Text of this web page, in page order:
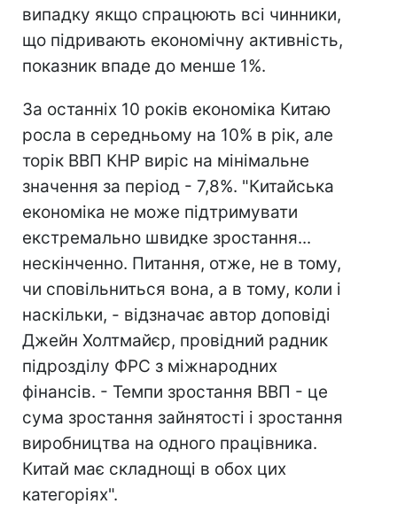
випадку якщо спрацюють всі чинники,
що підривають економічну активність,
показник впаде до менше 1%.
За останніх 10 років економіка Китаю
росла в середньому на 10% в рік, але
торік ВВП КНР виріс на мінімальне
значення за період - 7,8%. "Китайська
економіка не може підтримувати
екстремально швидке зростання...
нескінченно. Питання, отже, не в тому,
чи сповільниться вона, а в тому, коли і
наскільки, - відзначає автор доповіді
Джейн Холтмайєр, провідний радник
підрозділу ФРС з міжнародних
фінансів. - Темпи зростання ВВП - це
сума зростання зайнятості і зростання
виробництва на одного працівника.
Китай має складнощі в обох цих
категоріях".